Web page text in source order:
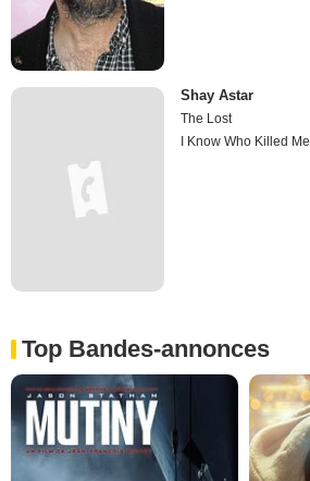
Shay Astar
The Lost
I Know Who Killed Me
Top Bandes-annonces